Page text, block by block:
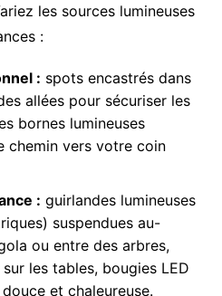
les sources lumineuses
:
: spots encastrés dans
allées pour sécuriser les
bornes lumineuses
chemin vers votre coin
: guirlandes lumineuses
suspendues au-
ou entre des arbres,
les tables, bougies LED
et chaleureuse.